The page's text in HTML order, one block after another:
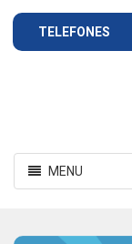
TELEFONES
Atacadista
Toggle
navigation
MENU